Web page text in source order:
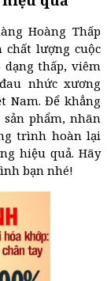
Hoàng Thấp
lượng cuộc
thấp, viêm
nhức xương
Nam. Để khẳng
phẩm, nhãn
trình hoàn lại
hiệu quả. Hãy
bạn nhé!